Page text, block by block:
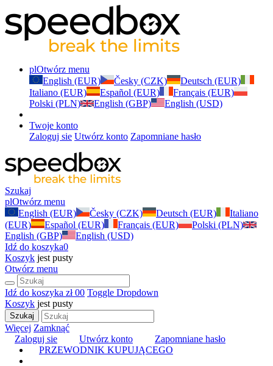
plOtwórz menu
English (EUR)
Česky (CZK)
Deutsch (EUR)
Italiano (EUR)
Español (EUR)
Français (EUR)
Polski (PLN)
English (GBP) English (USD)
Twoje konto
Zaloguj sie Utwórz konto Zapomniane hasło
Szukaj
plOtwórz menu
English (EUR)
Česky (CZK) Deutsch (EUR)
Italiano
(EUR)
Español (EUR) Français (EUR)
Polski (PLN)
English (GBP)
English (USD)
Idź do koszyka0
Koszyk jest pusty
Otwórz menu
Idź do koszyka zł 00 Toggle Dropdown
Koszyk jest pusty
Szukaj
Więcej Zamknąć
Zaloguj sie
Utwórz konto
Zapomniane hasło
PRZEWODNIK KUPUJĄCEGO